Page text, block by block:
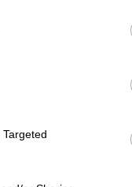
leur place dans
dur. À ce stade,
par Little Rain
malt et de levure.
pour le houblon et
dans le verre avec
frappe. Une
un parfum fruité. La